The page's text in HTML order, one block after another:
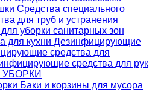
Cредства специального
для труб и устранения
уборки санитарных зон
для кухни Дезинфицирующие
средства для
средства для рук
Баки и корзины для мусора